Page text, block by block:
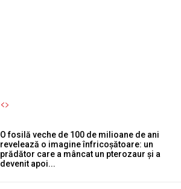
O fosilă veche de 100 de milioane de ani
revelează o imagine înfricoșătoare: un
prădător care a mâncat un pterozaur și a
devenit apoi...